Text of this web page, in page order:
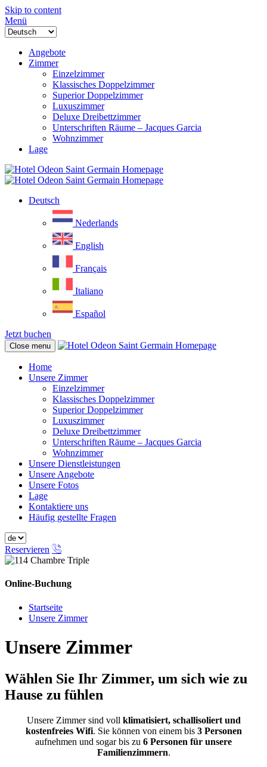
Skip to content
Menü
Angebote
Zimmer
Einzelzimmer
Klassisches Doppelzimmer
Superior Doppelzimmer
Luxuszimmer
Deluxe Dreibettzimmer
Unterschriften Räume – Jacques Garcia
Wohnzimmer
Lage
Deutsch
Nederlands
English
Français
Italiano
Español
Jetzt buchen
Close menu
Home
Unsere Zimmer
Einzelzimmer
Klassisches Doppelzimmer
Superior Doppelzimmer
Luxuszimmer
Deluxe Dreibettzimmer
Unterschriften Räume – Jacques Garcia
Wohnzimmer
Unsere Dienstleistungen
Unsere Angebote
Unsere Fotos
Lage
Kontaktiere uns
Häufig gestellte Fragen
Reservieren
Online-Buchung
SchließenStartseite
Unsere Zimmer
Unsere Zimmer
Wählen Sie Ihr Zimmer, um sich wie zu
Hause zu fühlen
Unsere Zimmer sind voll klimatisiert, schallisoliert und
kostenfreies Wifi. Sie können von einem bis3 Personen
aufnehmen und sogar bis zu 6 Personen für unsere
Familienzimmern.